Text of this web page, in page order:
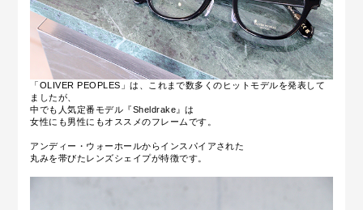
「OLIVER PEOPLES」は、これまで数多くのヒットモデルを発表して
ましたが、
中でも人気定番モデル『Sheldrake』は
女性にも男性にもオススメのフレームです。
アンディー・ウォーホールからインスパイアされた
丸みを帯びたレンズシェイプが特徴です。